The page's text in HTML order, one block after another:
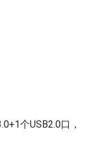
个USB2.0口，